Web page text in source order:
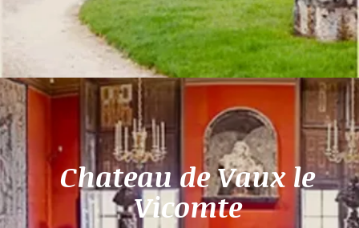
Chateau de Vaux le
Vicomte